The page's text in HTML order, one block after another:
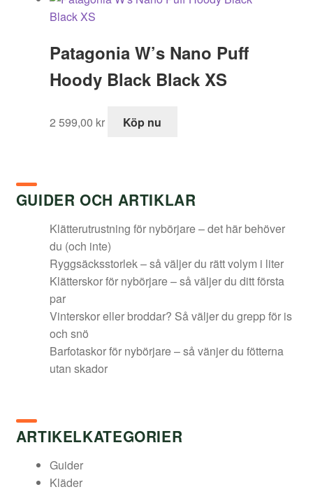
Patagonia W’s Nano Puff
Hoody Black Black XS
2 599,00 kr Köp nu
GUIDER OCH ARTIKLAR
Klätterutrustning för nybörjare – det här behöver
du (och inte)
Ryggsäcksstorlek – så väljer du rätt volym i liter
Klätterskor för nybörjare – så väljer du ditt första
par
Vinterskor eller broddar? Så väljer du grepp för is
och snö
Barfotaskor för nybörjare – så vänjer du fötterna
utan skador
ARTIKELKATEGORIER
Guider
Kläder